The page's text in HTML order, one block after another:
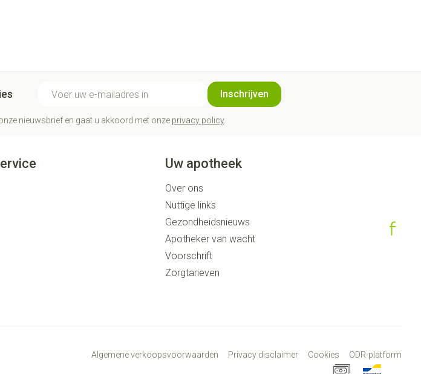
Inschrijven
nieuwsbrief en gaat u akkoord met onze privacy policy.
Uw apotheek
Over ons
Nuttige links
Gezondheidsnieuws
Apotheker van wacht
Voorschrift
Zorgtarieven
Algemene verkoopsvoorwaarden Privacy disclaimer Cookies ODR-platform